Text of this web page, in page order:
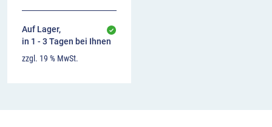
Auf Lager,
in 1 - 3 Tagen bei Ihnen
zzgl. 19 % MwSt.